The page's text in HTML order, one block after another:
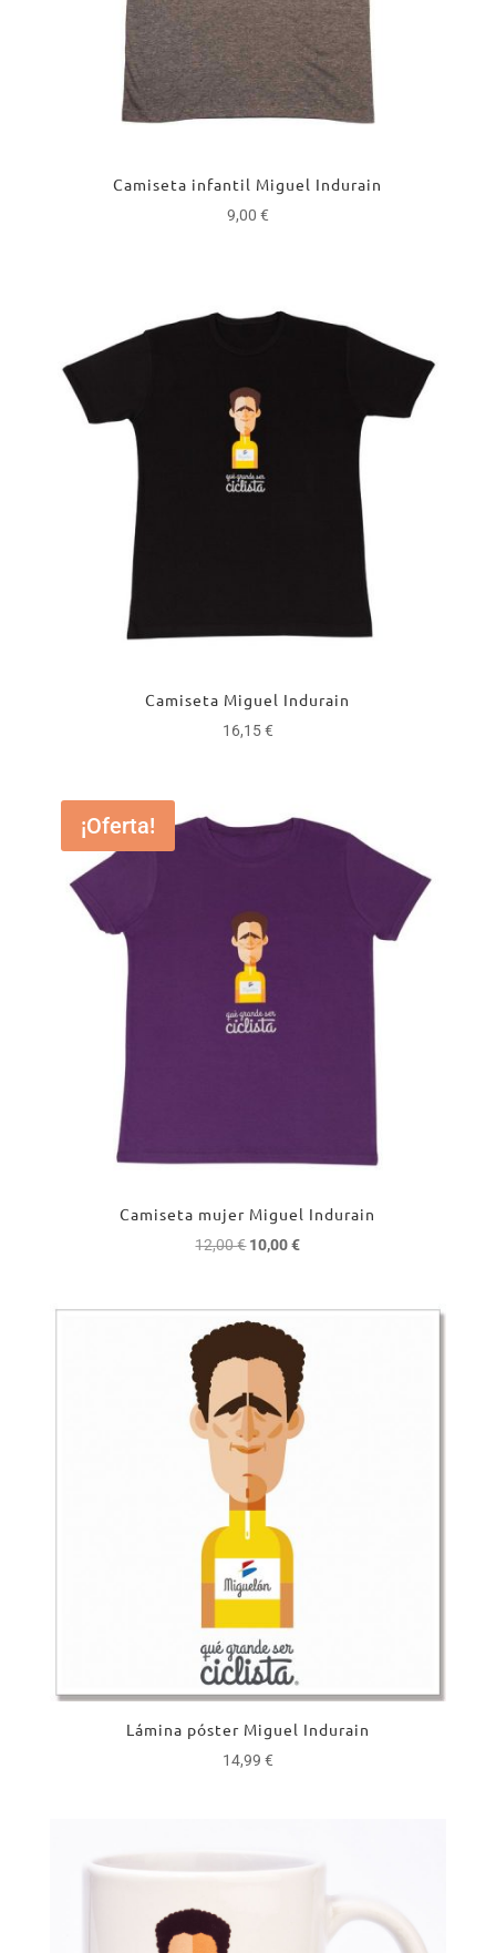
Camiseta infantil Miguel Indurain
9,00 €
Camiseta Miguel Indurain
16,15€
¡Oferta!
Camiseta mujer Miguel Indurain
12,00€ El
era:
12,00 €.
10,00€El
10,00 €.
Lámina póster Miguel Indurain
14,99 €